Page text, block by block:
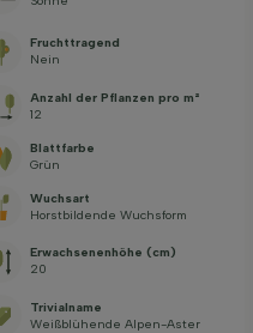
Fruchttragend
Nein
Anzahl der Pflanzen pro m²
12
Blattfarbe
Grün
Wuchsart
Horstbildende Wuchsform
Erwachsenenhöhe (cm)
20
Trivialname
Weißblühende Alpen-Aster